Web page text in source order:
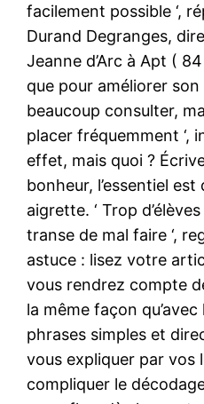
facilement possible ‘,
Durand Degranges,
Jeanne d’Arc à Apt (
que pour améliorer
beaucoup consulter,
placer fréquemment ‘,
effet, mais quoi ?
bonheur, l’essentiel
aigrette. ‘ Trop
transe de mal faire ‘,
astuce : lisez votre
vous rendrez compte
la même façon
phrases simples et
vous expliquer par vos
compliquer le